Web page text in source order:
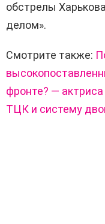
обстрелы
делом».
Смотрите также:
фронте? —
ТЦК и систему